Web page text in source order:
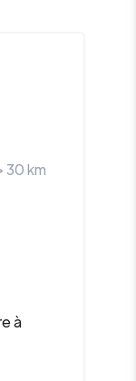
30km
à